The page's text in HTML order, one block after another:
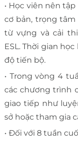
• Học viên nên
cơ bản, trọng
từ vựng và cải
ESL. Thời gian
độ tiến bộ.
• Trong vòng 4
các chương trình
giao tiếp như
sở hoặc tham gia
• Đối với 8 tuần